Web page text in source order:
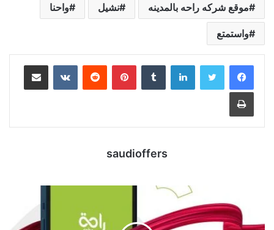
موقع شركه راحه بالمدينه نشيل واحنا
واستمتع
لينكدإن بينتيريست مشاركة عبر البريد
طباعة
saudioffers